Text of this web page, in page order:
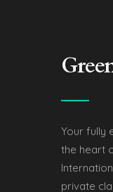
Your fully
the heart
private